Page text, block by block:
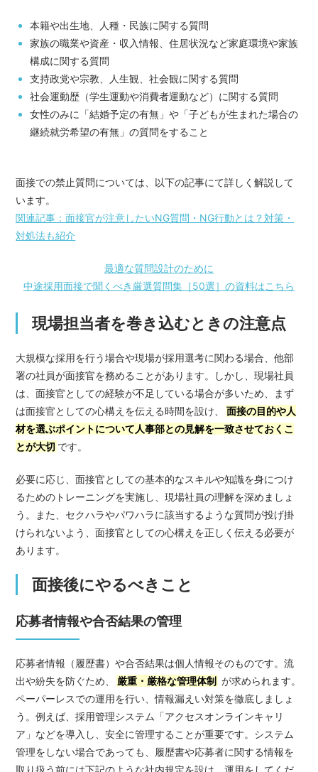
本籍や出生地、人種・民族に関する質問
家族の職業や資産・収入情報、住居状況など家庭環境や家族
構成に関する質問
支持政党や宗教、人生観、社会観に関する質問
社会運動歴（学生運動や消費者運動など）に関する質問
女性のみに「結婚予定の有無」や「子どもが生まれた場合の
継続就労希望の有無」の質問をすること
面接での禁止質問については、以下の記事にて詳しく解説して
います。
関連記事：面接官が注意したいNG質問・NG行動とは？対策・
対処法も紹介
最適な質問設計のために
中途採用面接で聞くべき厳選質問集［50選］の資料はこちら
現場担当者を巻き込むときの注意点
大規模な採用を行う場合や現場が採用選考に関わる場合、他部
署の社員が面接官を務めることがあります。しかし、現場社員
は、面接官としての経験が不足している場合が多いため、まず
は面接官としての心構えを伝える時間を設け、
面接の目的や人
材を選ぶポイントについて人事部との見解を一致させておくこ
とが大切 です。
必要に応じ、面接官としての基本的なスキルや知識を身につけ
るためのトレーニングを実施し、現場社員の理解を深めましょ
う。また、セクハラやパワハラに該当するような質問が投げ掛
けられないよう、面接官としての心構えを正しく伝える必要が
あります。
面接後にやるべきこと
応募者情報や合否結果の管理
応募者情報（履歴書）や合否結果は個人情報そのものです。流
出や紛失を防ぐため、
厳重・厳格な管理体制 が求められます。
ペーパーレスでの運用を行い、情報漏えい対策を徹底しましょ
う。例えば、採用管理システム「アクセスオンラインキャリ
ア」などを導入し、安全に管理することが重要です。システム
管理をしない場合であっても、履歴書や応募者に関する情報を